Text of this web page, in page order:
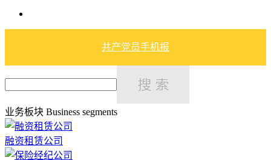
共产党员手机报
业务板块 Business segments
融资租赁公司